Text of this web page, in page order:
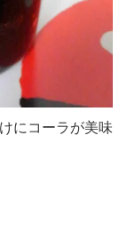
にコーラが美味